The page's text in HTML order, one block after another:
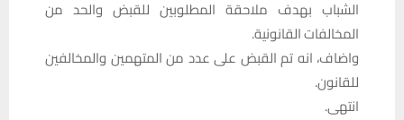
الشباب بهدف ملاحقة المطلوبين للقبض والحد من
المخالفات القانونية.
واضاف، انه تم القبض على عدد من المتهمين والمخالفين
للقانون.
انتهى.